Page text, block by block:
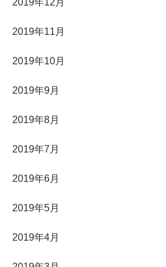
2019年11月
2019年10月
2019年9月
2019年8月
2019年7月
2019年6月
2019年5月
2019年4月